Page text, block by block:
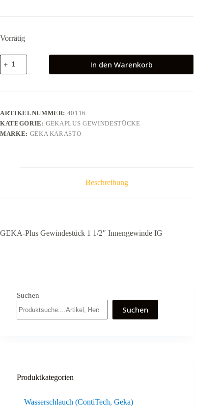
Vorrätig
GEKA-
Plus
Gewindestück
Menge
In den Warenkorb
ARTIKELNUMMER: 40116
KATEGORIE:GEKAPLUS GEWINDESTÜCKE
MARKE: GEKA KARASTO
Beschreibung
GEKA-Plus Gewindestück 1 1/2″ Innengewinde IG
Suchen
Suchen
Produktkategorien
Wasserschlauch (ContiTech, Geka)